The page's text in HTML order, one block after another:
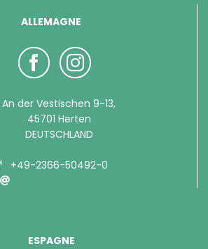
ALLEMAGNE
An der Vestischen 9-13,
45701 Herten
DEUTSCHLAND
+49-2366-50492-0
ESPAGNE